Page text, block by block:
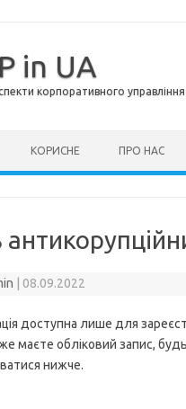
in UA
корпоративного
КОРИСНЕ ПРО НАС
08.09.2022
доступна лише для
маєте обліковий запис,
нижче.